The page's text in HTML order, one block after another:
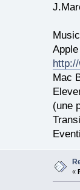
Mac
(une
«